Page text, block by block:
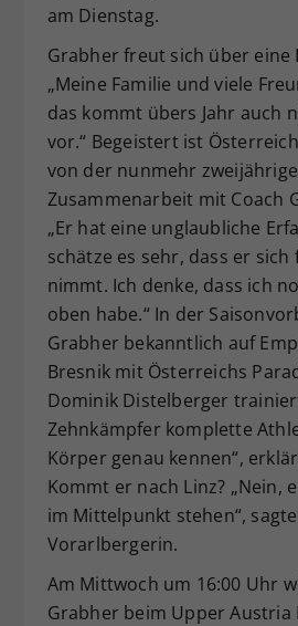
am Dienstag.
Grabher freut sich über eine
„Meine Familie und viele
das kommt übers Jahr auch
vor.“ Begeistert ist
von der nunmehr
Zusammenarbeit mit Coach
„Er hat eine unglaubliche
schätze es sehr, dass er
nimmt. Ich denke, dass ich
oben habe.“ In der
Grabher bekanntlich auf
Bresnik mit Österreichs
Dominik Distelberger
Zehnkämpfer komplette
Körper genau kennen“,
Kommt er nach Linz? „Nein,
im Mittelpunkt stehen“,
Vorarlbergerin.
Am Mittwoch um 16:00 Uhr
Grabher beim Upper Austria